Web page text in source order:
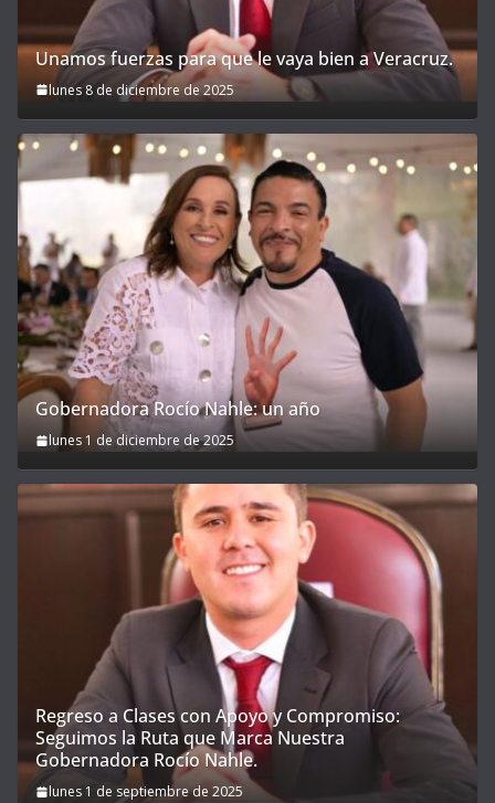
Unamos fuerzas para que le vaya bien a Veracruz.
lunes 8 de diciembre de 2025
Gobernadora Rocío Nahle: un año
lunes 1 de diciembre de 2025
Regreso a Clases con Apoyo y Compromiso:
Seguimos la Ruta que Marca Nuestra
Gobernadora Rocío Nahle.
lunes 1 de septiembre de 2025